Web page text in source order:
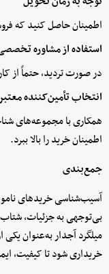
اطمینان حاصل کنید که
استفاده از مشاوره
در صورت تردید، حتماً از
انتخاب تأمین‌کننده
همکاری با مجموعه‌های
اطمینان خرید را بالا ببرد.
جمع‌بندی
آسیب‌شناسی خریدهای
بی‌توجهی به جزئیات،
میلگرد آجدار به‌عنوان
خریداری شود تا کیفیت،